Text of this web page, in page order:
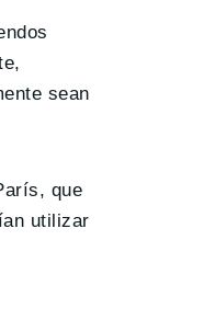
sean
que
utilizar